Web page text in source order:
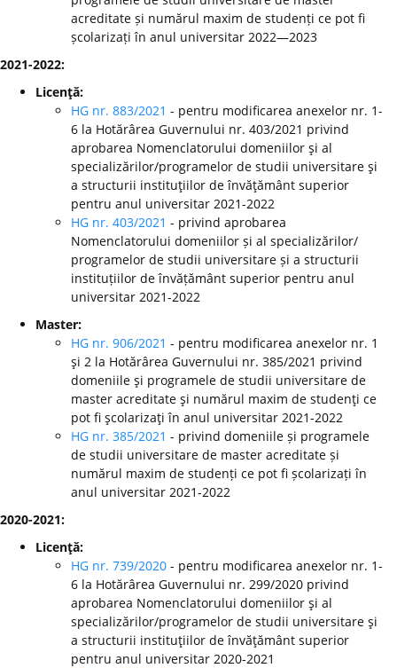
acreditate și numărul maxim de studenți ce pot fi
școlarizați în anul universitar 2022—2023
2021-2022:
Licenţă:
HG nr. 883/2021 - pentru modificarea anexelor nr. 1-
6 la Hotărârea Guvernului nr. 403/2021 privind
aprobarea Nomenclatorului domeniilor şi al
specializărilor/programelor de studii universitare şi
a structurii instituţiilor de învăţământ superior
pentru anul universitar 2021-2022
HG nr. 403/2021 - privind aprobarea
Nomenclatorului domeniilor și al specializărilor/
programelor de studii universitare și a structurii
instituțiilor de învățământ superior pentru anul
universitar 2021-2022
Master:
HG nr. 906/2021 - pentru modificarea anexelor nr. 1
şi 2 la Hotărârea Guvernului nr. 385/2021 privind
domeniile şi programele de studii universitare de
master acreditate şi numărul maxim de studenţi ce
pot fi şcolarizaţi în anul universitar 2021-2022
HG nr. 385/2021 - privind domeniile și programele
de studii universitare de master acreditate și
numărul maxim de studenți ce pot fi școlarizați în
anul universitar 2021-2022
2020-2021:
Licenţă:
HG nr. 739/2020 - pentru modificarea anexelor nr. 1-
6 la Hotărârea Guvernului nr. 299/2020 privind
aprobarea Nomenclatorului domeniilor şi al
specializărilor/programelor de studii universitare şi
a structurii instituţiilor de învăţământ superior
pentru anul universitar 2020-2021